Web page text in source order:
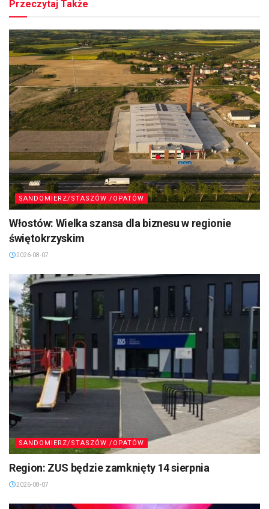
Przeczytaj Także
SANDOMIERZ/STASZÓW /OPATÓW
Włostów: Wielka szansa dla biznesu w regionie
świętokrzyskim
2026-08-07
SANDOMIERZ/STASZÓW /OPATÓW
Region: ZUS będzie zamknięty 14 sierpnia
2026-08-07